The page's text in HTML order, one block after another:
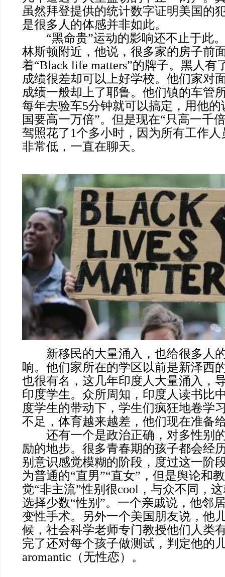
虽然拜登提供的统计数字证明美国的
是很多人的体感并非如此。
“黑命贵”运动的影响还不止于此
林斯顿附近，他说，很多家的房子前
着“Black life matters”的牌子。黑人有
成绩很差却可以上好学校。他们家对
成绩一般却上了耶鲁。他们镇的车管
每年去验车5分钟就可以搞定，用他的
国要高一万倍”。但是现在“只高一千
驾照花了1个多小时，因为所有工作
非常低，一直在聊天。
新移民的大量涌入，也给很多人
响。他们家所在的学区以前是新泽西
也很有名，这几年印度人大量涌入，
印度学生。众所周知，印度人读书比
度学生的带动下，学生们疯狂地卷学
不足，体育越来越差，他们现在准备
还有一个是政治正确，对多性别
励的地步。很多青春期的孩子都会经
别意识感觉模糊的阶段，度过这一阶
为普通的“直男”“直女”，但是舆论和
觉“非主流”性别很cool，与众不同，
选择少数“性别”。一个亲戚说，他邻
变性手术。另外一个美国朋友说，他
候，社会科学老师专门教授他们人类
完了还对每个孩子做测试，判定他的
aromantic（无性恋）。